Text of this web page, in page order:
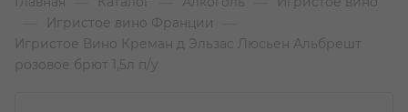
Игристое вино Франции
Игристое Вино Креман д Эльзас Люсьен Альбрешт
розовое брют 1,5л п/у